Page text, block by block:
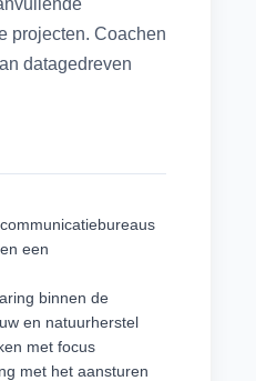
projecten. Coachen
datagedreven
een
binnen de
en natuurherstel
met focus
met het aansturen